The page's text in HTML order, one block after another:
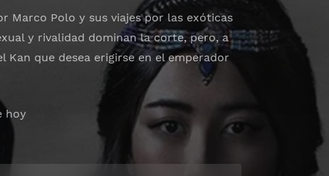
Marco Polo y sus viajes por las exóticas
y rivalidad dominan la corte, pero, a
que desea erigirse en el emperador
hoy